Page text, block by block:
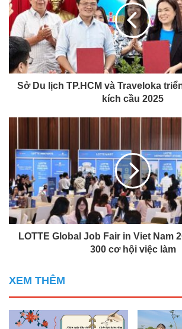
Sở Du lịch TP.HCM và Traveloka
kích cầu 2025
LOTTE Global Job Fair in Viet Nam
300 cơ hội việc làm
XEM THÊM